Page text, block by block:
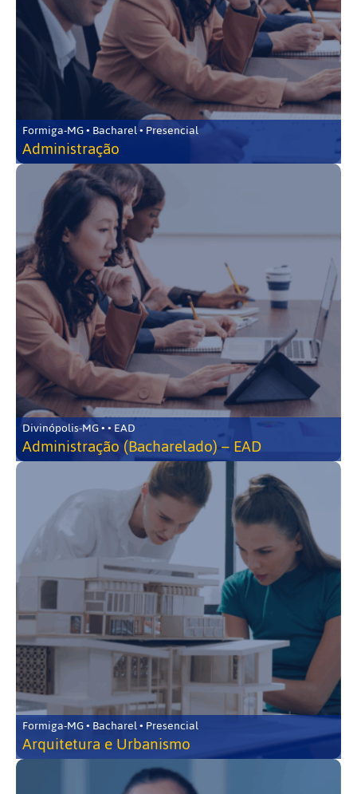
Formiga-MG • Bacharel • Presencial
Administração
Divinópolis-MG • • EAD
Administração (Bacharelado) – EAD
Formiga-MG • Bacharel • Presencial
Arquitetura e Urbanismo